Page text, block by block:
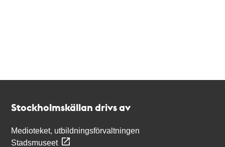
Stockholmskällan drivs av
Medioteket, utbildningsförvaltningen
Stadsmuseet